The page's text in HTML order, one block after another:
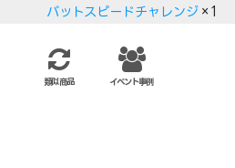
バットスピードチャレンジ×1
類似商品 イベント事例